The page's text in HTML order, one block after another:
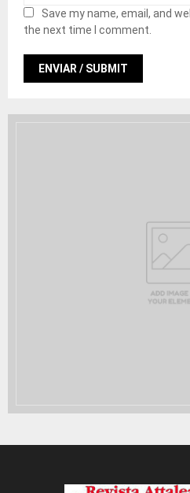
Save my name, email, and
the next time I comment.